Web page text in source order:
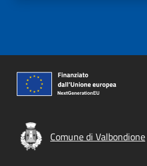
Comune di Valbondione